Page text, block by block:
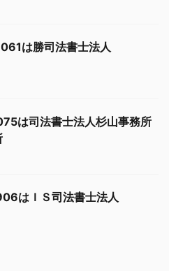
は勝司法書士法人
は司法書士法人杉山事務所
はＩＳ司法書士法人